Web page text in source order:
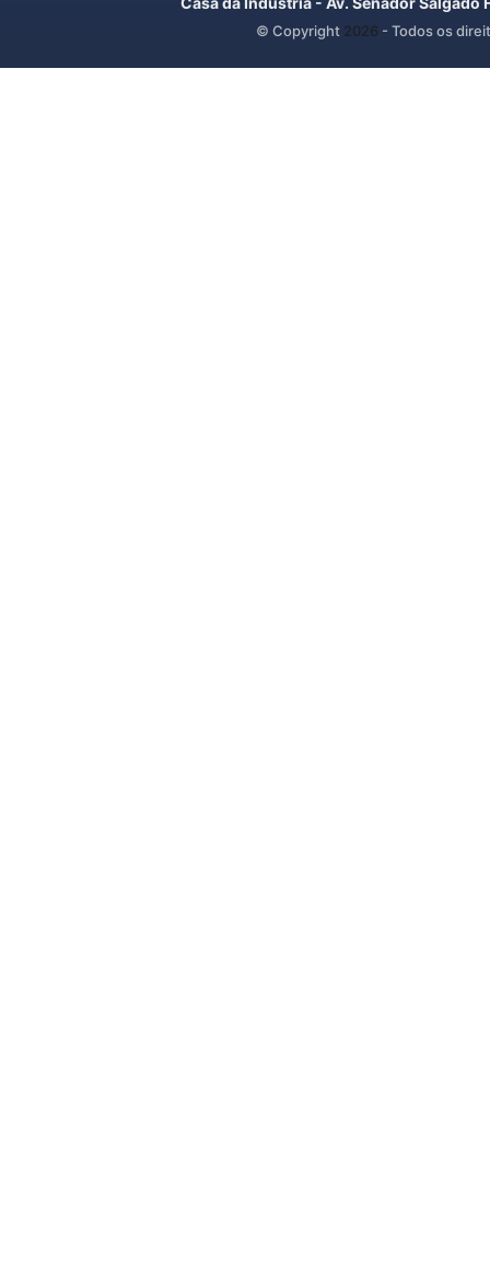
© Copyright 2026 - Todos os